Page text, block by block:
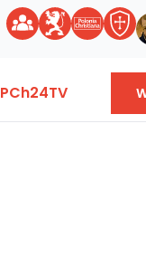
PCh24TV